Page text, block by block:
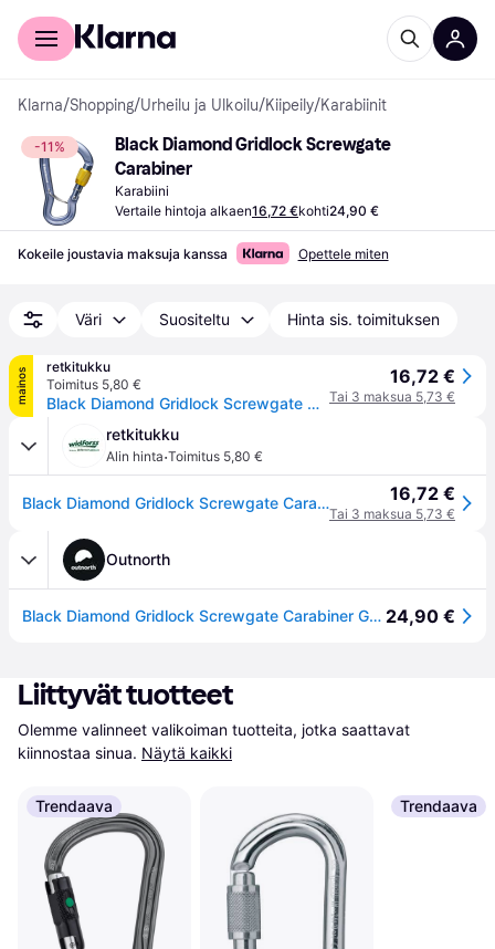
Kuluttajille
Klarna/Shopping/Urheilu ja Ulkoilu/Kiipeily/Karabiinit
-11%
Black Diamond Gridlock Screwgate
Carabiner
Karabiini
Vertaile hintoja alkaen16,72 €kohti24,90 €
Kokeile joustavia maksuja kanssa Opettele miten
Väri Suositeltu Hinta sis. toimituksen
mainos
retkitukku
Toimitus 5,80 €
Black Diamond Gridlock Screwgate Carabiner Gray
16,72 €
Tai 3 maksua 5,73 €
retkitukku
Alin hinta·Toimitus 5,80 €
Black Diamond Gridlock Screwgate Carabiner Gray 16,72 €
Tai 3 maksua 5,73 €
Outnorth
Black Diamond Gridlock Screwgate Carabiner Gray - OneSize 24,90 €
Liittyvät tuotteet
Olemme valinneet valikoiman tuotteita, jotka saattavat
kiinnostaa sinua. Näytä kaikki
Trendaava Trendaava